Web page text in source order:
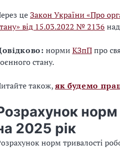
цеЗакон України «Про
від 15.03.2022 № 2136
норми КЗпПпро
стану.
також,як будемо
норм
2025 рік
норм тривалості